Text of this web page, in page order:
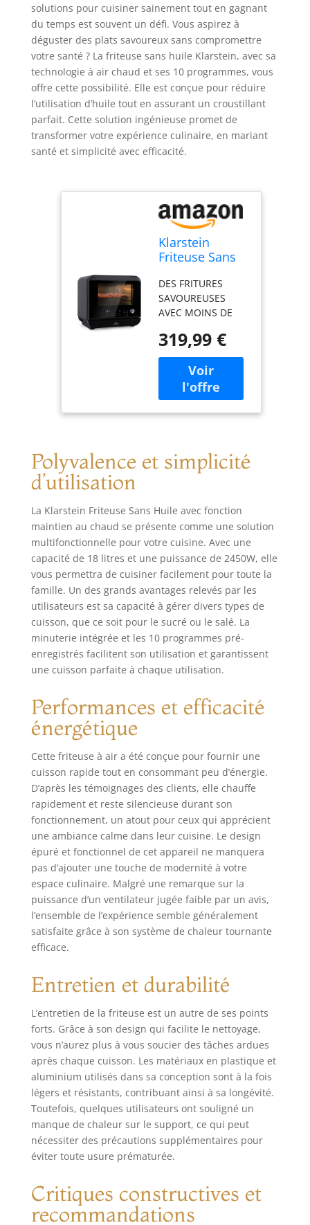
solutions pour cuisiner sainement tout en gagnant
du temps est souvent un défi. Vous aspirez à
déguster des plats savoureux sans compromettre
votre santé ? La friteuse sans huile Klarstein, avec sa
technologie à air chaud et ses 10 programmes, vous
offre cette possibilité. Elle est conçue pour réduire
l’utilisation d’huile tout en assurant un croustillant
parfait. Cette solution ingénieuse promet de
transformer votre expérience culinaire, en mariant
santé et simplicité avec efficacité.
Klarstein
Friteuse Sans
Fonction
Maintien au
Chaud,
Chaud Air Fryer
XL 2450W, Mini
Electrique Sans
Huile, Airfryer
18L à
Chauffage
Programmes
DES FRITURES
SAVOUREUSES
AVEC MOINS DE
friteuse sans huile
fait circuler de l'air
chaud autour des
aliments pour les
rendre
croustillants - c'est
c'est donc
beaucoup moins
QU'UN FOUR :
Cette friteuse
compacte air fryer
ombine une
puissance de 2450
W avec un
fonctionnement
simple. Utilisez
l'écran tactile pour
sélectionner 5
fonctions de
cuisson
commencez à
GRILLADES ET PLUS
ENCORE : La friture
à l'air est un
excellent moyen de
déguster des
aliments frits et
sains. Cette
friteuse electrique
sans huile vous
donne le choix
entre 10
programmes de
cuisson plus
ALIMENTS POUR
TOUTE LA FAMILLE
: Que vous soyez
seul ou que vous
receviez vos amis
et votre famille,
cette friteuse à air
chaud de 18 litres
est assez grande
pour tout le
monde. Il suffit
d'ajouter vos
aliments préférés
CUISSON RAPIDE,
NETTOYAGE
RAPIDE : Le
319,99 €
Polyvalence et simplicité
d’utilisation
La Klarstein Friteuse Sans Huile avec fonction
maintien au chaud se présente comme une solution
multifonctionnelle pour votre cuisine. Avec une
capacité de 18 litres et une puissance de 2450W, elle
vous permettra de cuisiner facilement pour toute la
famille. Un des grands avantages relevés par les
utilisateurs est sa capacité à gérer divers types de
cuisson, que ce soit pour le sucré ou le salé. La
minuterie intégrée et les 10 programmes pré-
enregistrés facilitent son utilisation et garantissent
une cuisson parfaite à chaque utilisation.
Performances et efficacité
énergétique
Cette friteuse à air a été conçue pour fournir une
cuisson rapide tout en consommant peu d’énergie.
D’après les témoignages des clients, elle chauffe
rapidement et reste silencieuse durant son
fonctionnement, un atout pour ceux qui apprécient
une ambiance calme dans leur cuisine. Le design
épuré et fonctionnel de cet appareil ne manquera
pas d’ajouter une touche de modernité à votre
espace culinaire. Malgré une remarque sur la
puissance d’un ventilateur jugée faible par un avis,
l’ensemble de l’expérience semble généralement
satisfaite grâce à son système de chaleur tournante
efficace.
Entretien et durabilité
L’entretien de la friteuse est un autre de ses points
forts. Grâce à son design qui facilite le nettoyage,
vous n’aurez plus à vous soucier des tâches ardues
après chaque cuisson. Les matériaux en plastique et
aluminium utilisés dans sa conception sont à la fois
légers et résistants, contribuant ainsi à sa longévité.
Toutefois, quelques utilisateurs ont souligné un
manque de chaleur sur le support, ce qui peut
nécessiter des précautions supplémentaires pour
éviter toute usure prématurée.
Critiques constructives et
recommandations